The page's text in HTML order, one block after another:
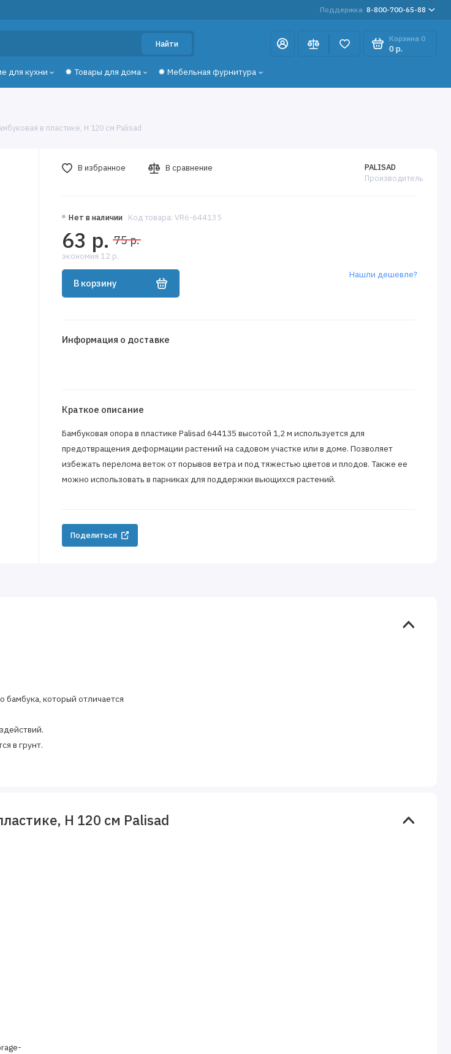
Поддержка 8-800-700-65-88
Найти
Корзина 0
0 р.
для кухни ✹ Товары для дома ✹ Мебельная фурнитура
в пластике, H 120 см Palisad
Нет в наличии Код товара: VR6-644135
PALISAD
Производитель
63 р. 75 р.
экономия 12 р.
В корзину
Нашли дешевле?
В избранное В сравнение
Информация о доставке
Краткое описание
Бамбуковая опора в пластике Palisad 644135 высотой 1,2 м используется для
предотвращения деформации растений на садовом участке или в доме. Позволяет
избежать перелома веток от порывов ветра и под тяжестью цветов и плодов. Также ее
можно использовать в парниках для поддержки вьющихся растений.
Поделиться
бамбука, который отличается
в грунт.
H 120 см Palisad